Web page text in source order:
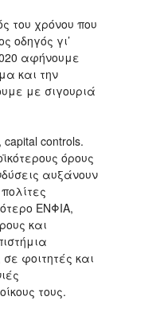
του χρόνου που
οδηγός γι’
αφήνουμε
και την
με σιγουριά
controls.
όρους
αυξάνουν
ΕΝΦΙΑ,
και
φοιτητές και
τους.